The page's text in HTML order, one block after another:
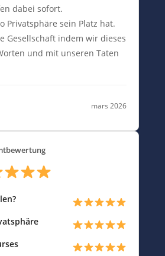
dabei sofort.
Privatsphäre sein Platz hat.
Gesellschaft indem wir dieses
und mit unseren Taten
mars 2026